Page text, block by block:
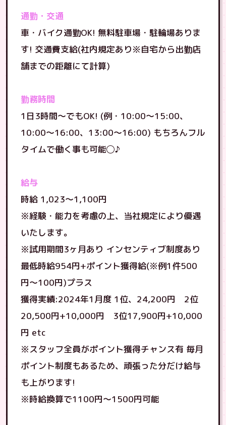
通勤・交通
車・バイク通勤OK! 無料駐車場・駐輪場ありま
す! 交通費支給(社内規定あり※自宅から出勤店
舗までの距離にて計算)
勤務時間
1日3時間〜でもOK! (例・10:00〜15:00、
10:00〜16:00、13:00〜16:00) もちろんフル
タイムで働く事も可能◯♪
給与
時給 1,023～1,100円
※経験・能力を考慮の上、当社規定により優遇
いたします。
※試用期間3ヶ月あり インセンティブ制度あり
最低時給954円+ポイント獲得給(※例1件500
円〜100円)プラス
獲得実績:2024年1月度 1位、24,200円 2位
20,500円+10,000円 3位17,900円+10,000
円 etc
※スタッフ全員がポイント獲得チャンス有 毎月
ポイント制度もあるため、頑張った分だけ給与
も上がります!
※時給換算で1100円〜1500円可能